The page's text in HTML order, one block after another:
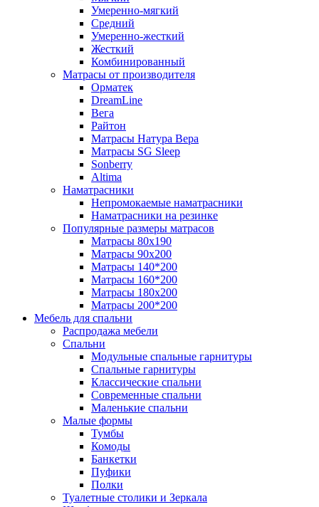
Умеренно-мягкий
Средний
Умеренно-жесткий
Жесткий
Комбинированный
Матрасы от производителя
Орматек
DreamLine
Вега
Райтон
Матрасы Натура Вера
Матрасы SG Sleep
Sonberry
Altima
Наматрасники
Непромокаемые наматрасники
Наматрасники на резинке
Популярные размеры матрасов
Матрасы 80x190
Матрасы 90x200
Матрасы 140*200
Матрасы 160*200
Матрасы 180x200
Матрасы 200*200
Мебель для спальни
Распродажа мебели
Спальни
Модульные спальные гарнитуры
Спальные гарнитуры
Классические спальни
Современные спальни
Маленькие спальни
Малые формы
Тумбы
Комоды
Банкетки
Пуфики
Полки
Туалетные столики и Зеркала